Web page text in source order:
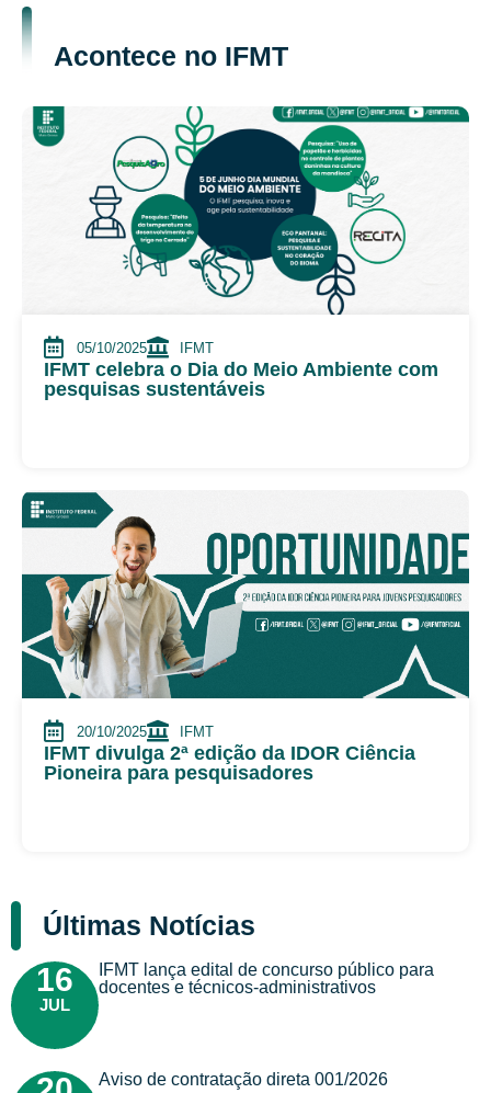
Acontece no IFMT
05/10/2025 IFMT
IFMT celebra o Dia do Meio Ambiente com
pesquisas sustentáveis
20/10/2025 IFMT
IFMT divulga 2ª edição da IDOR Ciência
Pioneira para pesquisadores
Últimas Notícias
16
JUL
IFMT lança edital de concurso público para
docentes e técnicos-administrativos
Aviso de contratação direta 001/2026